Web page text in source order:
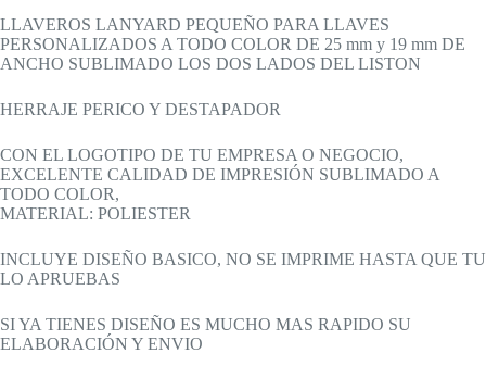
LLAVEROS LANYARD PEQUEÑO PARA LLAVES
PERSONALIZADOS A TODO COLOR DE 25 mm y 19 mm DE
ANCHO SUBLIMADO LOS DOS LADOS DEL LISTON
HERRAJE PERICO Y DESTAPADOR
CON EL LOGOTIPO DE TU EMPRESA O NEGOCIO,
EXCELENTE CALIDAD DE IMPRESIÓN SUBLIMADO A
TODO COLOR,
MATERIAL: POLIESTER
INCLUYE DISEÑO BASICO, NO SE IMPRIME HASTA QUE TU
LO APRUEBAS
SI YA TIENES DISEÑO ES MUCHO MAS RAPIDO SU
ELABORACIÓN Y ENVIO